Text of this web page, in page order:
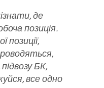
де
позиція.
позиції,
БК,
все одно